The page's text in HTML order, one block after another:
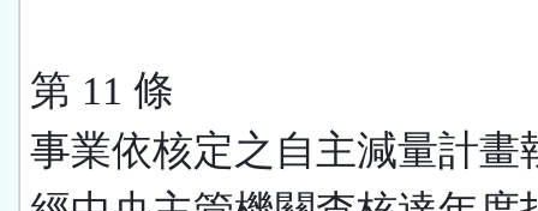
第 11 條
事業依核定之自主減量計畫